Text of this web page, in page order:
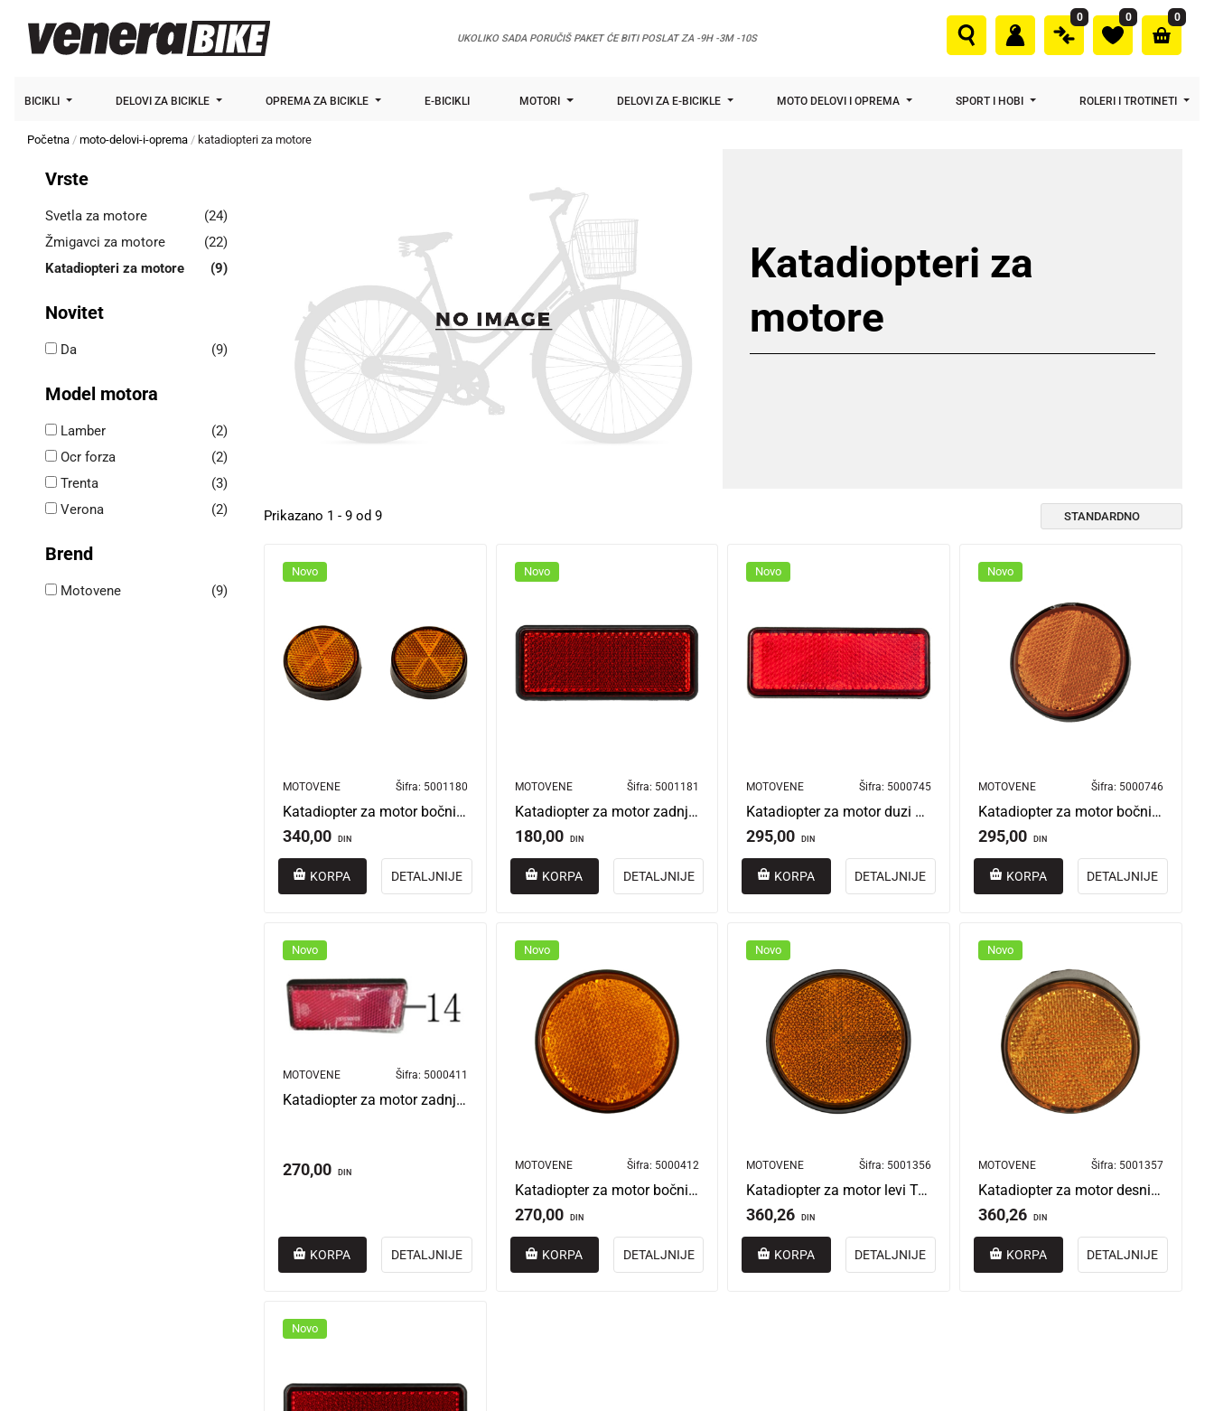
UKOLIKO SADA PORUČIŠ PAKET ĆE BITI POSLAT ZA -9H -3M -10S
0 0 0
BICIKLI DELOVI ZA BICIKLE OPREMA ZA BICIKLE E-BICIKLI MOTORI DELOVI ZA E-BICIKLE MOTO DELOVI I OPREMA SPORT I HOBI ROLERI I TROTINETI
Početna moto-delovi-i-oprema katadiopteri za motore
Vrste
Svetla za motore
(24)
Žmigavci za motore
(22)
Katadiopteri za motore
(9)
Novitet
(9)
Da
Model motora
(2)
Lamber
(2)
Ocr forza
(3)
Trenta
(2)
Verona
Brend
(9)
Motovene
Katadiopteri za
motore
Prikazano 1 - 9 od 9
Novo
MOTOVENE Šifra: 5001180
Katadiopter za motor bočni Ironman
340,00 DIN
KORPA DETALJNIJE
Novo
MOTOVENE Šifra: 5001181
Katadiopter za motor zadnji Ironman
180,00 DIN
KORPA DETALJNIJE
Novo
MOTOVENE Šifra: 5000745
Katadiopter za motor duzi pravougaoni 20100102203000 Forza OCR
295,00 DIN
KORPA DETALJNIJE
Novo
MOTOVENE Šifra: 5000746
Katadiopter za motor bočni 20100102202900 Forza OCR
295,00 DIN
KORPA DETALJNIJE
Novo
MOTOVENE Šifra: 5000411
Katadiopter za motor zadnji 2030-10-00000 Verona LI
270,00 DIN
KORPA DETALJNIJE
Novo
MOTOVENE Šifra: 5000412
Katadiopter za motor bočni 2029-10-00000 Verona LI
270,00 DIN
KORPA DETALJNIJE
Novo
MOTOVENE Šifra: 5001356
Katadiopter za motor levi Trenta
360,26 DIN
KORPA DETALJNIJE
Novo
MOTOVENE Šifra: 5001357
Katadiopter za motor desni Trenta
360,26 DIN
KORPA DETALJNIJE
Novo